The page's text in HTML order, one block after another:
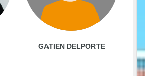
GATIEN DELPORTE